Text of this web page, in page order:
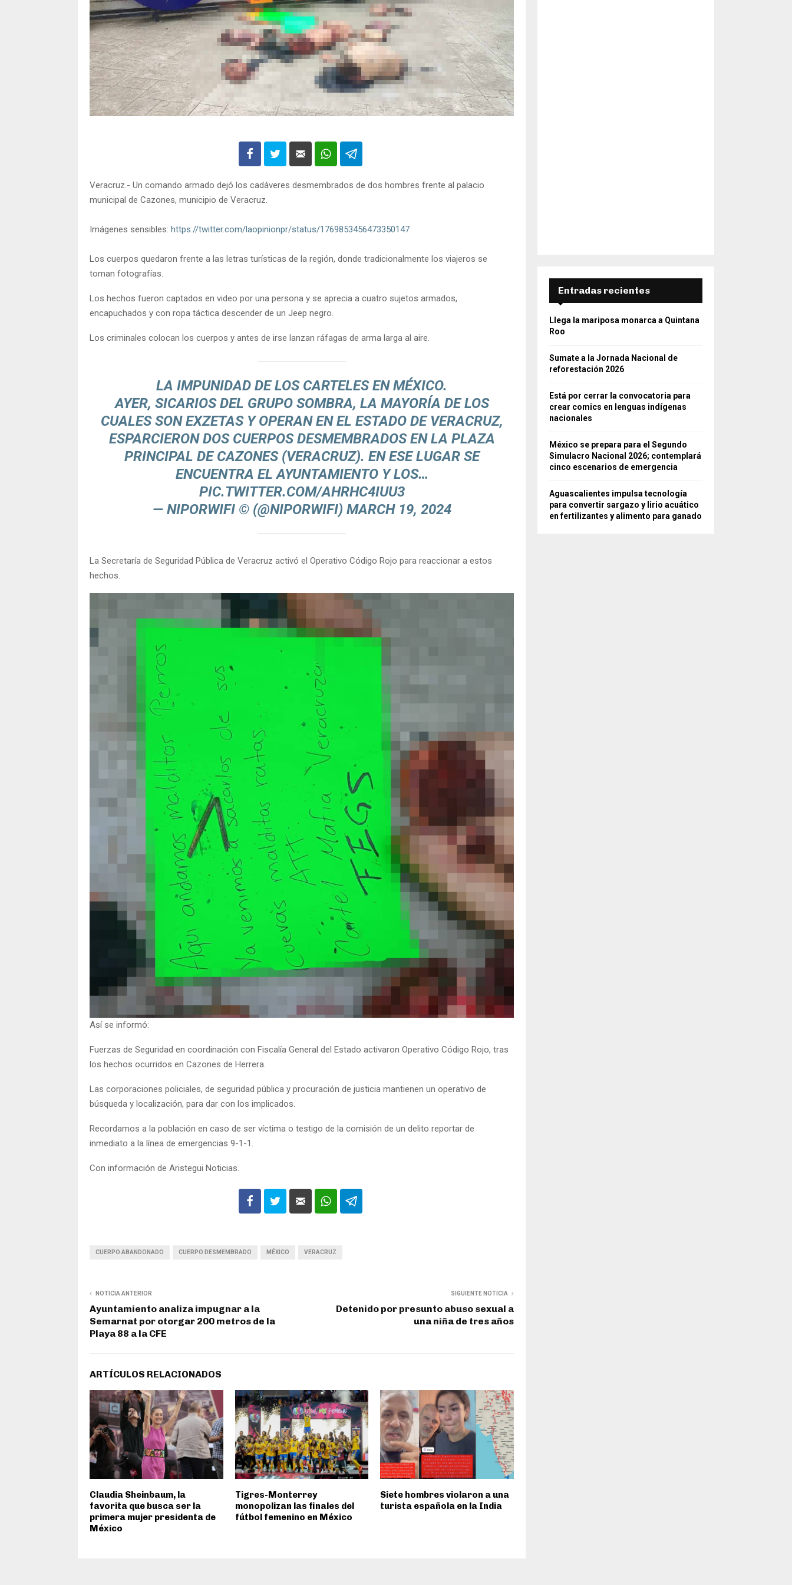
Veracruz.- Un comando armado dejó los cadáveres desmembrados de dos hombres frente al palacio
municipal de Cazones, municipio de Veracruz.
Imágenes sensibles: https://twitter.com/laopinionpr/status/1769853456473350147
Los cuerpos quedaron frente a las letras turísticas de la región, donde tradicionalmente los viajeros se
toman fotografías.
Los hechos fueron captados en video por una persona y se aprecia a cuatro sujetos armados,
encapuchados y con ropa táctica descender de un Jeep negro.
Los criminales colocan los cuerpos y antes de irse lanzan ráfagas de arma larga al aire.
LA IMPUNIDAD DE LOS CARTELES EN MÉXICO.
AYER, SICARIOS DEL GRUPO SOMBRA, LA MAYORÍA DE LOS
CUALES SON EXZETAS Y OPERAN EN EL ESTADO DE VERACRUZ,
ESPARCIERON DOS CUERPOS DESMEMBRADOS EN LA PLAZA
PRINCIPAL DE CAZONES (VERACRUZ). EN ESE LUGAR SE
ENCUENTRA EL AYUNTAMIENTO Y LOS…
PIC.TWITTER.COM/AHRHC4IUU3
— NIPORWIFI © (@NIPORWIFI) MARCH 19, 2024
La Secretaría de Seguridad Pública de Veracruz activó el Operativo Código Rojo para reaccionar a estos
hechos.
Así se informó:
Fuerzas de Seguridad en coordinación con Fiscalía General del Estado activaron Operativo Código Rojo, tras
los hechos ocurridos en Cazones de Herrera.
Las corporaciones policiales, de seguridad pública y procuración de justicia mantienen un operativo de
búsqueda y localización, para dar con los implicados.
Recordamos a la población en caso de ser víctima o testigo de la comisión de un delito reportar de
inmediato a la línea de emergencias 9-1-1.
Con información de Aristegui Noticias.
CUERPO ABANDONADO CUERPO DESMEMBRADO MÉXICO VERACRUZ
NOTICIA ANTERIOR
Ayuntamiento analiza impugnar a la
Semarnat por otorgar 200 metros de la
Playa 88 a la CFE
SIGUIENTE NOTICIA
Detenido por presunto abuso sexual a
una niña de tres años
ARTÍCULOS RELACIONADOS
Claudia Sheinbaum, la
favorita que busca ser la
primera mujer presidenta de
México
Tigres-Monterrey
monopolizan las finales del
fútbol femenino en México
Siete hombres violaron a una
turista española en la India
Entradas recientes
Llega la mariposa monarca a Quintana
Roo
Sumate a la Jornada Nacional de
reforestación 2026
Está por cerrar la convocatoria para
crear comics en lenguas indígenas
nacionales
México se prepara para el Segundo
Simulacro Nacional 2026; contemplará
cinco escenarios de emergencia
Aguascalientes impulsa tecnología
para convertir sargazo y lirio acuático
en fertilizantes y alimento para ganado